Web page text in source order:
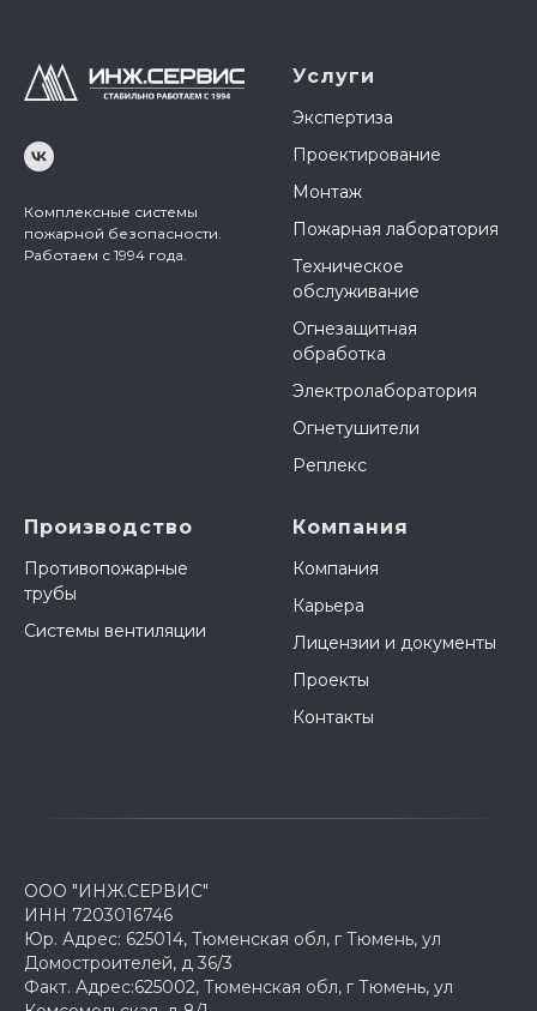
Комплексные системы
пожарной безопасности.
Работаем с 1994 года.
Услуги
Экспертиза
Проектирование
Монтаж
Пожарная лаборатория
Техническое
обслуживание
Огнезащитная
обработка
Электролаборатория
Огнетушители
Реплекс
Производство
Противопожарные
трубы
Системы вентиляции
Компания
Компания
Карьера
Лицензии и документы
Проекты
Контакты
ООО "ИНЖ.СЕРВИС"
ИНН 7203016746
Юр. Адрес: 625014, Тюменская обл, г Тюмень, ул
Домостроителей, д 36/3
Факт. Адрес:625002, Тюменская обл, г Тюмень, ул